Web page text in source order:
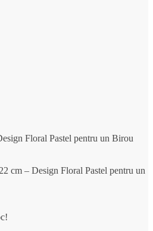
Floral Pastel pentru un Birou
cm – Design Floral Pastel pentru un